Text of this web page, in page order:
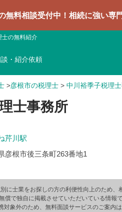
付中！相続に強い専門家もご紹
士の無料紹介
・紹介依頼
>彦根市の税理士 > 中川裕季子税理
士事務所
芹川駅
彦根市後三条町263番地1
に士業をお探しの方の利便性向上のため、
償で独自に掲載させていただいている情報で
象外のため、無料面談サービスのご案内は